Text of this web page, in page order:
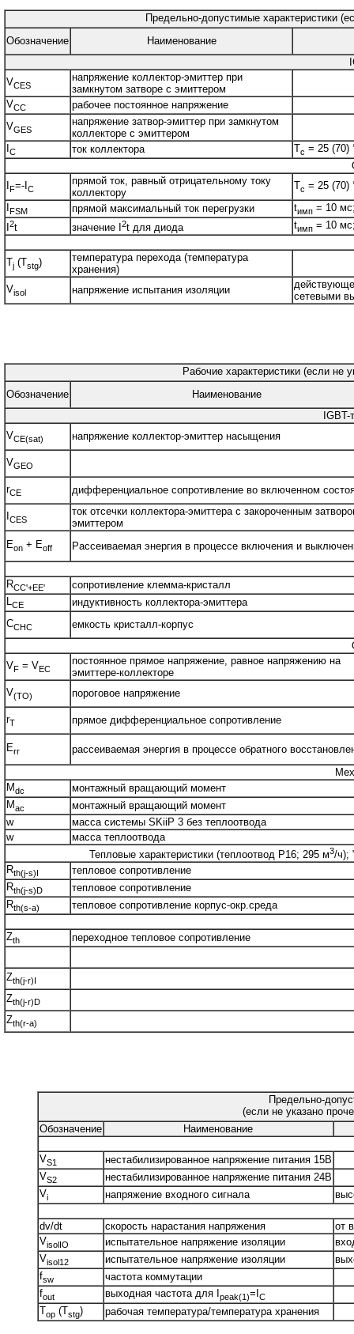
Предельно-допустимые характеристики
Обозначение
Наименование
VCES
напряжение коллектор-эмиттер при
замкнутом затворе с эмиттером
VCC
рабочее постоянное напряжение
VGES
напряжение затвор-эмиттер при замкнутом
коллекторе с эмиттером
C ток коллектора Tc = 25 (70)
F=-I C
прямой ток, равный отрицательному току
коллектору
Tc = 25 (70)
FSM прямой максимальный ток перегрузки tимп = 10
2t значение I 2t для диода tимп = 10
Tj (Tstg)
температура перехода (температура
хранения)
Visol напряжение испытания изоляции
сетевыми
Рабочие характеристики (если не
Обозначение
Наименование
IGBT-
VCE(sat) напряжение коллектор-эмиттер насыщения
VGEO
rCE дифференциальное сопротивление во включенном
CES
ток отсечки коллектора-эмиттера с закороченным
эмиттером
Eon + Eoff Рассеиваемая энергия в процессе включения и
RCC'+EE'
сопротивление клемма-кристалл
LCE
индуктивность коллектора-эмиттера
CCHC
емкость кристалл-корпус
VF = VEC
постоянное прямое напряжение, равное напряжению на
эмиттере-коллекторе
V(TO) пороговое напряжение
rT прямое дифференциальное сопротивление
Err
рассеиваемая энергия в процессе обратного
Mdc
монтажный вращающий момент
Mac
монтажный вращающий момент
w
масса системы SKiiP 3 без теплоотвода
w
масса теплоотвода
Тепловые характеристики (теплоотвод P16; 295 м3/ч);
Rth(j-s)I
тепловое сопротивление
Rth(j-s)D
тепловое сопротивление
Rth(s-a) тепловое сопротивление корпус-окр.среда
Zth переходное тепловое сопротивление
Zth(j-r)I
Zth(j-r)D
Zth(r-a)
Предельно-
(если не указано
Обозначение
Наименование
VS1
нестабилизированное напряжение питания 15В
VS2
нестабилизированное напряжение питания 24В
Vi напряжение входного сигнала
dv/dt скорость нарастания напряжения
от
VisolIO испытательное напряжение изоляции
Visol12 испытательное напряжение изоляции
fsw
частота коммутации
fout выходная частота для I peak(1)=I C
Top(Tstg) рабочая температура/температура хранения